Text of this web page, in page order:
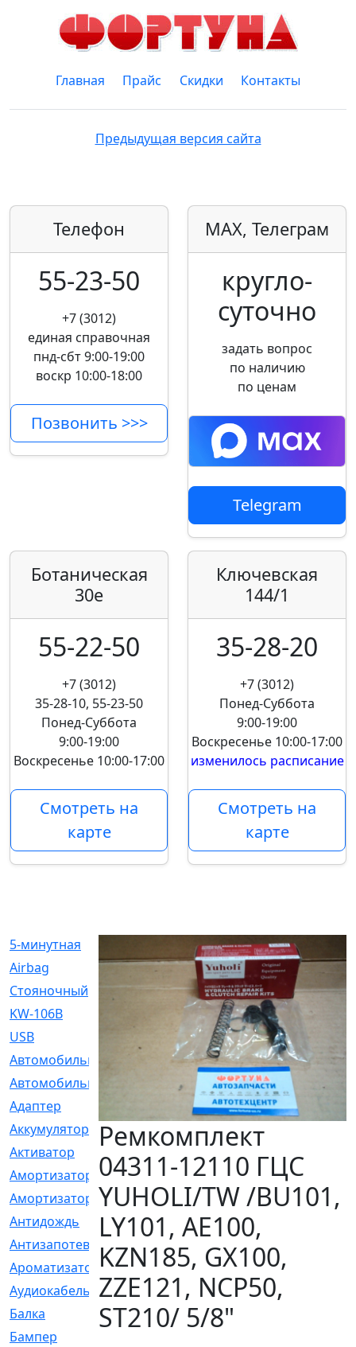
Главная Прайс Скидки Контакты
Предыдущая версия сайта
Телефон
55-23-50
+7 (3012)
единая справочная
пнд-сбт 9:00-19:00
воскр 10:00-18:00
Позвонить >>>
MAX, Телеграм
кругло­
суточно
задать вопрос
по наличию
по ценам
Telegram
Ботаническая
30е
55-22-50
+7 (3012)
35-28-10, 55-23-50
Понед-Суббота
9:00-19:00
Воскресенье 10:00-17:00
Смотреть на
карте
Ключевская
144/1
35-28-20
+7 (3012)
Понед-Суббота
9:00-19:00
Воскресенье 10:00-17:00
изменилось расписание
Смотреть на
карте
5-минутная
Airbag
[18]
Cтояночный
[1]
KW-106B
USB
Автомобильное
Автомобильный
Адаптер
Аккумулятор
[2]
Активатор
[1]
Амортизатор
[608]
Амортизаторы
[21]
Антидождь
[1]
Антизапотеватель
[1]
Ароматизатор
[35]
Аудиокабель
[2]
Балка
[58]
Бампер
Ремкомплект
04311-12110 ГЦС
YUHOLI/TW /BU101,
LY101, AE100,
KZN185, GX100,
ZZE121, NCP50,
ST210/ 5/8"